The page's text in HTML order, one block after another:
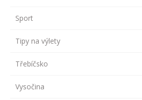
Sport
Tipy na výlety
Třebíčsko
Vysočina